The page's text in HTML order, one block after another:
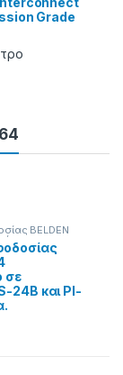
Grade
BELDEN
σε
24B και PI-